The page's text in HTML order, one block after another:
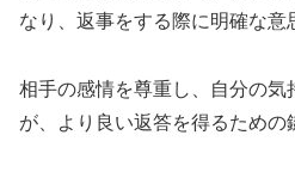
なり、返事をする際に明確な意
相手の感情を尊重し、自分の気
が、より良い返答を得るための